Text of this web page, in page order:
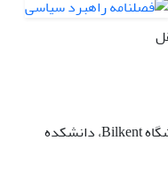
دانشجوی دکتری روابط بین الملل، دانشگاه Bilkent، دانشکده